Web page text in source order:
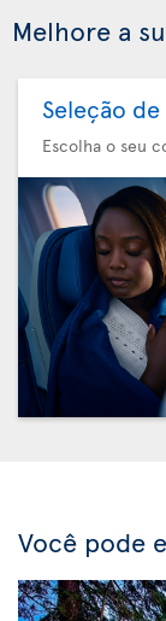
Melhore a
Seleção
Escolha o seu
Você pode